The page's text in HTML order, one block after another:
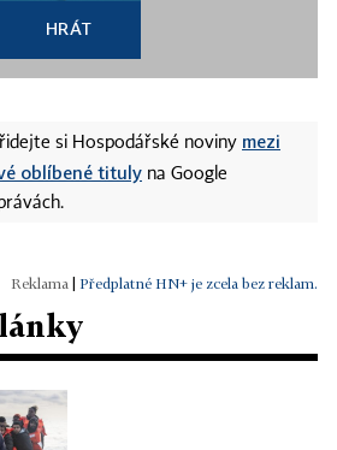
HRÁT
si Hospodářské noviny mezi
oblíbené tituly na Google
Předplatné HN+ je zcela bez reklam.